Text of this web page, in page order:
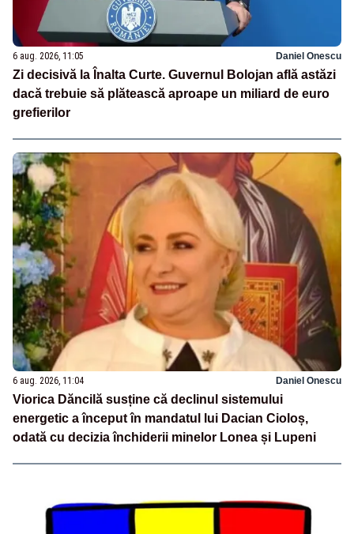
6 aug. 2026, 11:05 Daniel Onescu
Zi decisivă la Înalta Curte. Guvernul Bolojan află astăzi
dacă trebuie să plătească aproape un miliard de euro
grefierilor
6 aug. 2026, 11:04 Daniel Onescu
Viorica Dăncilă susține că declinul sistemului
energetic a început în mandatul lui Dacian Cioloș,
odată cu decizia închiderii minelor Lonea și Lupeni